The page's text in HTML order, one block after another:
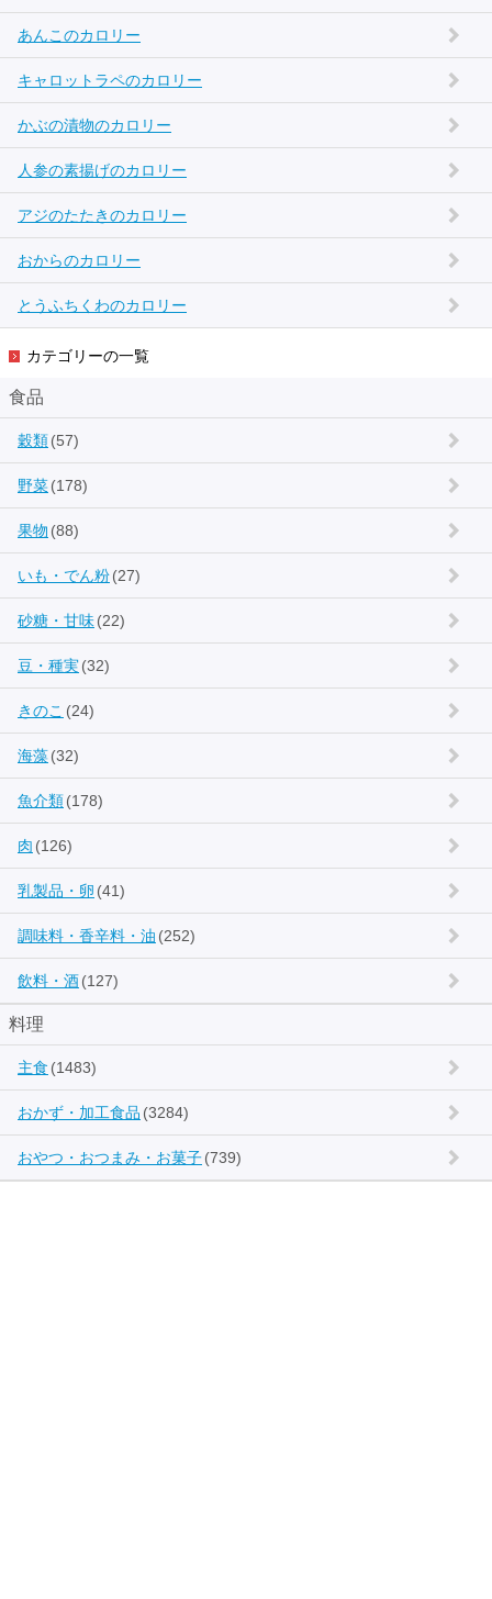
あんこのカロリー
キャロットラペのカロリー
かぶの漬物のカロリー
人参の素揚げのカロリー
アジのたたきのカロリー
おからのカロリー
とうふちくわのカロリー
カテゴリーの一覧
食品
穀類(57)
野菜(178)
果物 (88)
いも・でん粉(27)
砂糖・甘味(22)
豆・種実(32)
きのこ (24)
海藻(32)
魚介類(178)
肉 (126)
乳製品・卵 (41)
調味料・香辛料・油 (252)
飲料・酒(127)
料理
主食 (1483)
おかず・加工食品 (3284)
おやつ・おつまみ・お菓子(739)